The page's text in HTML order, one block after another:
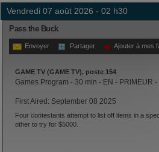
vendredi 07 août 2026 - 02 h30
Pass the Buck
Envoyer Partager Ajouter à mes
GAME TV (GAME TV), poste 154
Games Program - 30 min - EN - PRIMEUR -
First Aired: September 08 2025
Four contestants attempt to list off items in a
other to try for $5000.